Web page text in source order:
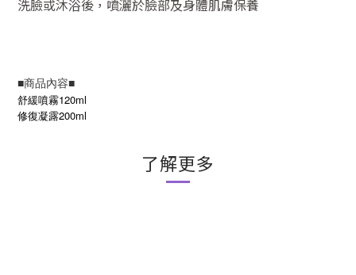
洗臉或沐浴後，噴灑於臉部及身體肌膚保養
■商品內容■
舒緩噴霧120ml
修復凝露200ml
了解更多